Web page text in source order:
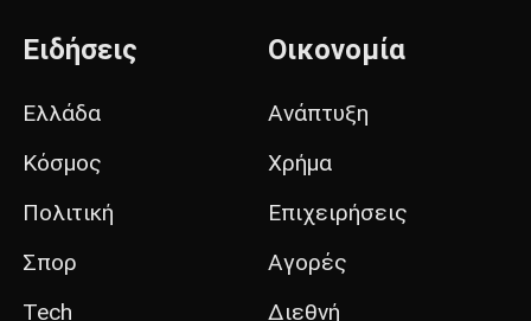
Ειδήσεις
Ελλάδα
Κόσμος
Πολιτική
Σπορ
Tech
Οικονομία
Ανάπτυξη
Χρήμα
Επιχειρήσεις
Αγορές
Διεθνή